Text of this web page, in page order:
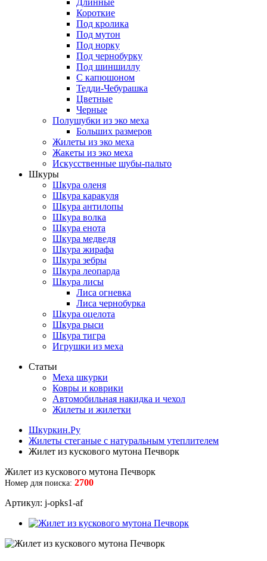
Длинные
Короткие
Под кролика
Под мутон
Под норку
Под чернобурку
Под шиншиллу
С капюшоном
Тедди-Чебурашка
Цветные
Черные
Полушубки из эко меха
Больших размеров
Жилеты из эко меха
Жакеты из эко меха
Искусственные шубы-пальто
Шкуры
Шкура оленя
Шкура каракуля
Шкура антилопы
Шкура волка
Шкура енота
Шкура медведя
Шкура жирафа
Шкура зебры
Шкура леопарда
Шкура лисы
Лиса огневка
Лиса чернобурка
Шкура оцелота
Шкура рыси
Шкура тигра
Игрушки из меха
Статьи
Меха шкурки
Ковры и коврики
Автомобильная накидка и чехол
Жилеты и жилетки
Шкуркин.Ру
Жилеты стеганые с натуральным утеплителем
Жилет из кускового мутона Печворк
Жилет из кускового мутона Печворк
Номер для поиска: 2700
Артикул: j-opks1-af